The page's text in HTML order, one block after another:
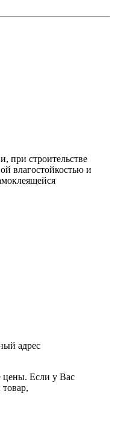
при строительстве
влагостойкостью и
адрес
цены. Если у Вас